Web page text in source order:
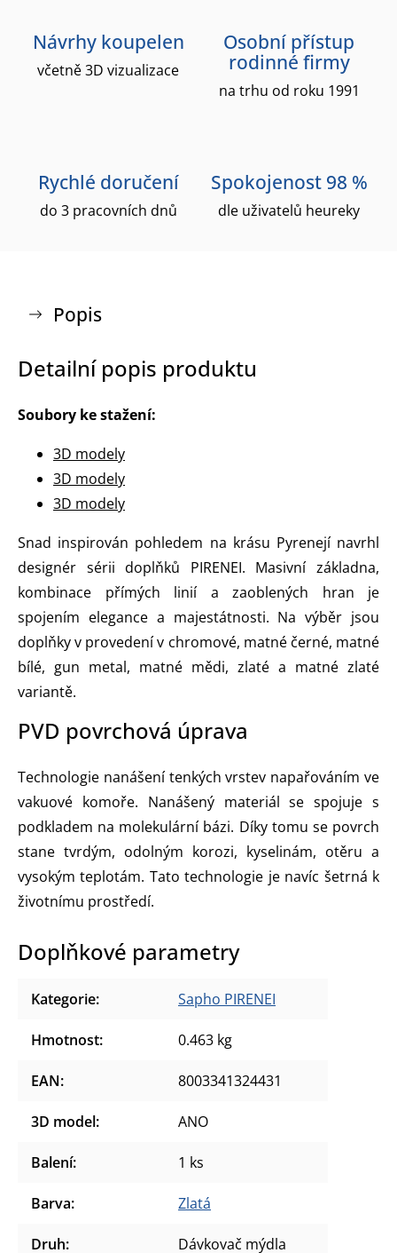
Návrhy koupelen
včetně 3D vizualizace
Osobní přístup
rodinné firmy
na trhu od roku 1991
Rychlé doručení
do 3 pracovních dnů
Spokojenost 98 %
dle uživatelů heureky
Popis
Detailní popis produktu
Soubory ke stažení:
3D modely
3D modely
3D modely
Snad inspirován pohledem na krásu Pyrenejí navrhl
designér sérii doplňků PIRENEI. Masivní základna,
kombinace přímých linií a zaoblených hran je
spojením elegance a majestátnosti. Na výběr jsou
doplňky v provedení v chromové, matné černé, matné
bílé, gun metal, matné mědi, zlaté a matné zlaté
variantě.
PVD povrchová úprava
Technologie nanášení tenkých vrstev napařováním ve
vakuové komoře. Nanášený materiál se spojuje s
podkladem na molekulární bázi. Díky tomu se povrch
stane tvrdým, odolným korozi, kyselinám, otěru a
vysokým teplotám. Tato technologie je navíc šetrná k
životnímu prostředí.
Doplňkové parametry
Kategorie: Sapho PIRENEI
Hmotnost: 0.463 kg
EAN: 8003341324431
3D model: ANO
Balení: 1 ks
Barva: Zlatá
Druh: Dávkovač mýdla